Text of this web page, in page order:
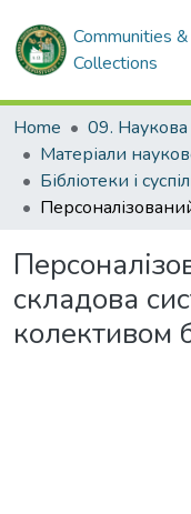
Communities &
Collections
Home
09. Наукова
складова
колективом